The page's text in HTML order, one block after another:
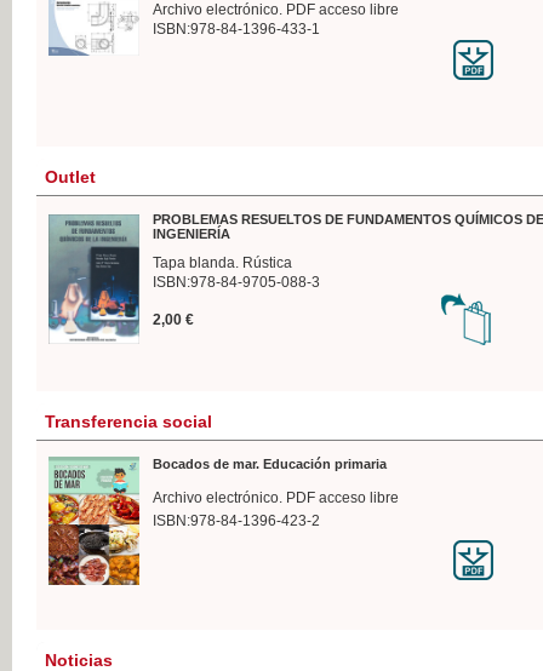
Archivo electrónico. PDF acceso libre
ISBN:978-84-1396-433-1
Outlet
PROBLEMAS RESUELTOS DE FUNDAMENTOS QUÍMICOS
INGENIERÍA
Tapa blanda. Rústica
ISBN:978-84-9705-088-3
2,00 €
Transferencia social
Bocados de mar. Educación primaria
Archivo electrónico. PDF acceso libre
ISBN:978-84-1396-423-2
Noticias